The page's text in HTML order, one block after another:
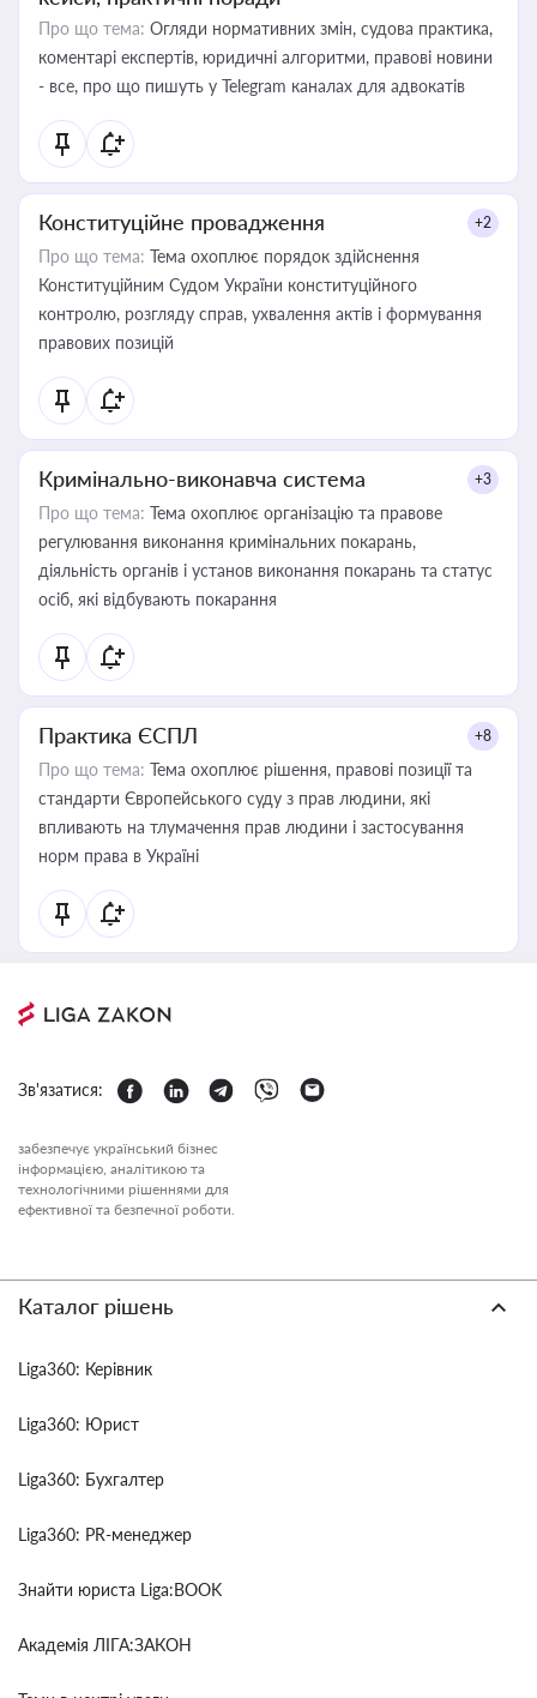
Про що тема: Огляди нормативних змін, судова практика,
коментарі експертів, юридичні алгоритми, правові новини
- все, про що пишуть у Telegram каналах для адвокатів
Конституційне провадження +2
Про що тема: Тема охоплює порядок здійснення
Конституційним Судом України конституційного
контролю, розгляду справ, ухвалення актів і формування
правових позицій
Кримінально-виконавча система +3
Про що тема: Тема охоплює організацію та правове
регулювання виконання кримінальних покарань,
діяльність органів і установ виконання покарань та статус
осіб, які відбувають покарання
Практика ЄСПЛ +8
Про що тема: Тема охоплює рішення, правові позиції та
стандарти Європейського суду з прав людини, які
впливають на тлумачення прав людини і застосування
норм права в Україні
Зв'язатися:
забезпечує український бізнес
інформацією, аналітикою та
технологічними рішеннями для
ефективної та безпечної роботи.
Каталог рішень
Liga360: Керівник
Liga360: Юрист
Liga360: Бухгалтер
Liga360: PR-менеджер
Знайти юриста Liga:BOOK
Академія ЛІГА:ЗАКОН